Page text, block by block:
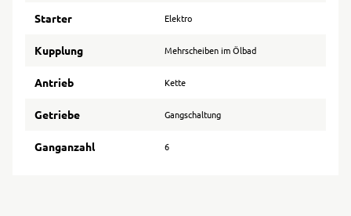
Starter Elektro
Kupplung Mehrscheiben im Ölbad
Antrieb Kette
Getriebe Gangschaltung
Ganganzahl 6